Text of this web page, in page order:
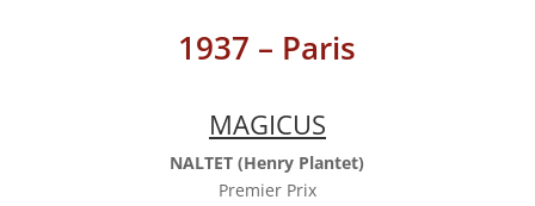
1937 – Paris
MAGICUS
NALTET (Henry Plantet)
Premier Prix